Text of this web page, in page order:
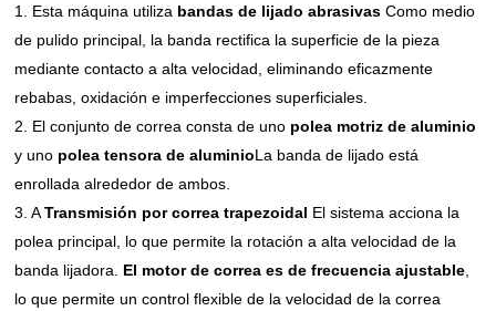
1. Esta máquina utiliza bandas de lijado abrasivas Como medio
de pulido principal, la banda rectifica la superficie de la pieza
mediante contacto a alta velocidad, eliminando eficazmente
rebabas, oxidación e imperfecciones superficiales.
2. El conjunto de correa consta de uno polea motriz de aluminio
y uno polea tensora de aluminioLa banda de lijado está
enrollada alrededor de ambos.
3. ATransmisión por correa trapezoidal El sistema acciona la
polea principal, lo que permite la rotación a alta velocidad de la
banda lijadora. El motor de correa es de frecuencia ajustable
lo que permite un control flexible de la velocidad de la correa